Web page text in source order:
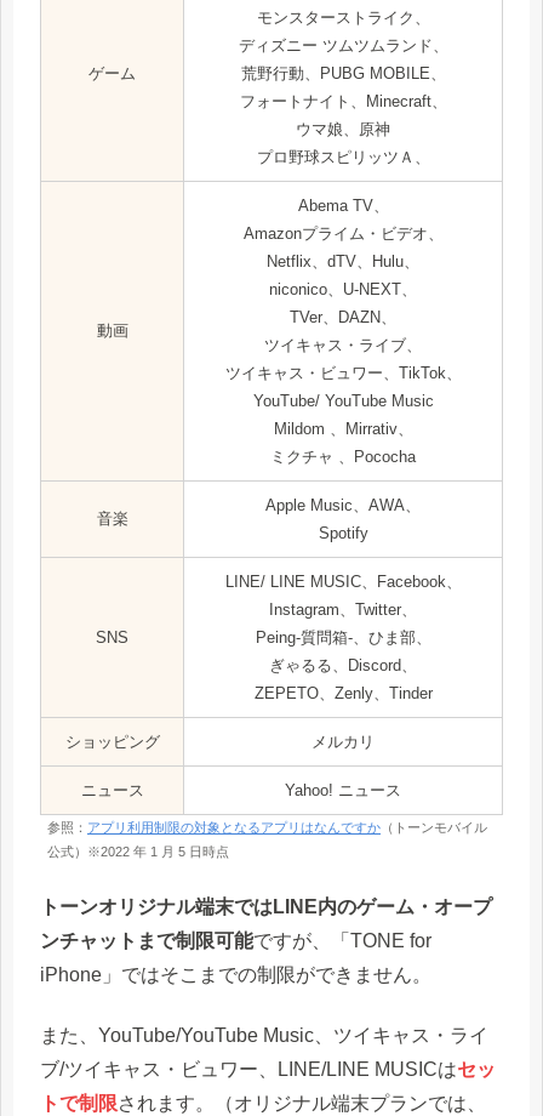
ゲーム
モンスターストライク、
ディズニー ツムツムランド、
荒野行動、PUBG MOBILE、
フォートナイト、Minecraft、
ウマ娘、原神
プロ野球スピリッツＡ、
動画
Abema TV、
Amazonプライム・ビデオ、
Netflix、dTV、Hulu、
niconico、U-NEXT、
TVer、DAZN、
ツイキャス・ライブ、
ツイキャス・ビュワー、TikTok、
YouTube/ YouTube Music
Mildom 、Mirrativ、
ミクチャ 、Pococha
音楽
Apple Music、AWA、
Spotify
SNS
LINE/ LINE MUSIC、Facebook、
Instagram、Twitter、
Peing-質問箱-、ひま部、
ぎゃるる、Discord、
ZEPETO、Zenly、Tinder
ショッピング メルカリ
ニュース Yahoo! ニュース
参照： アプリ利用制限の対象となるアプリはなんですか （トーンモバイル
公式）※2022 年 1 月 5 日時点
トーンオリジナル端末ではLINE内のゲーム・オープ
ンチャットまで制限可能ですが、「TONE for
iPhone」ではそこまでの制限ができません。
また、YouTube/YouTube Music、ツイキャス・ライ
ブ/ツイキャス・ビュワー、LINE/LINE MUSICはセッ
トで制限されます。（オリジナル端末プランでは、